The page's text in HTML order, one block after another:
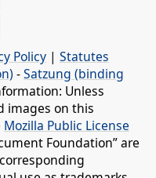
Policy | Statutes
-Satzung (binding
Unless
images on this
Mozilla Public License
Foundation” are